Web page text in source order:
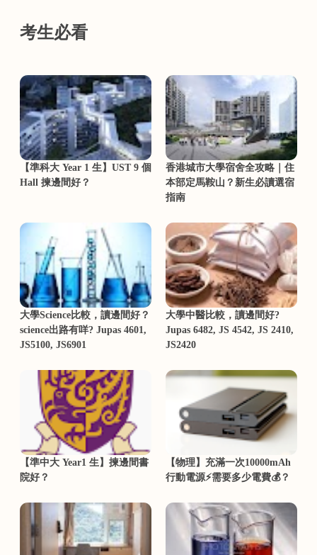
考生必看
【準科大 Year 1 生】UST 9 個
Hall 揀邊間好？
香港城市大學宿舍全攻略｜住
本部定馬鞍山？新生必讀選宿
指南
大學Science比較，讀邊間好？
science出路有咩? Jupas 4601,
JS5100, JS6901
大學中醫比較，讀邊間好?
Jupas 6482, JS 4542, JS 2410,
JS2420
【準中大 Year1 生】揀邊間書
院好？
【物理】充滿一次10000mAh
行動電源⚡需要多少電費💰？